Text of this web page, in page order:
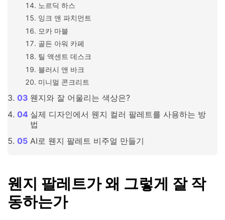
노르딕 하스
잉크 앤 파치먼트
모카 마블
골든 아워 카페
틸 액센트 데스크
블러시 앤 바크
미니멀 콘크리트
웬지와 잘 어울리는 색상은?
실제 디자인에서 웬지 컬러 팔레트를 사용하는 방
법
AI로 웬지 팔레트 비주얼 만들기
웬지 팔레트가 왜 그렇게 잘 작
동하는가